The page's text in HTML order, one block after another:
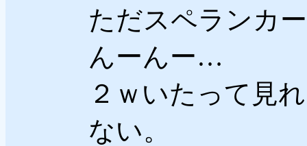
ただスペランカ
んーんー…
２ｗいたって見
ない。